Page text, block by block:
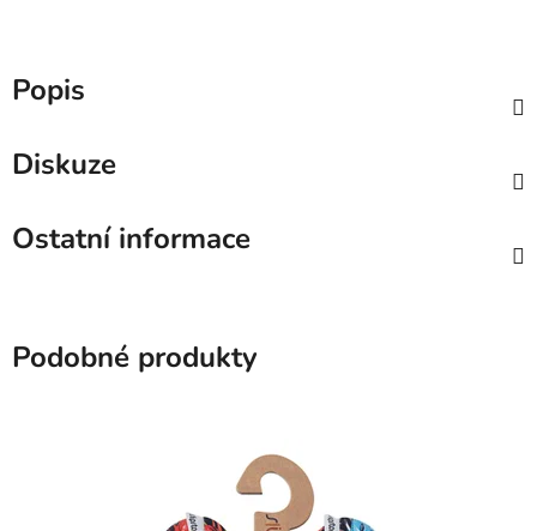
Popis
Diskuze
Ostatní informace
Podobné produkty